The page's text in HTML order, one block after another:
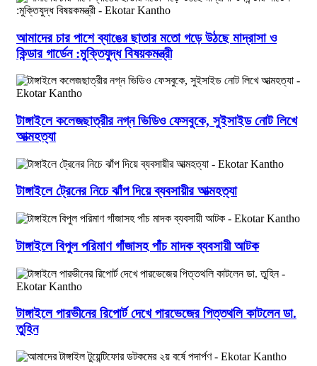
আমাদের চার পাশে ব্যাঙের ছাতার মতো গড়ে উঠছে মাদ্রাসা ও
কিন্ডার গার্ডেন :মুক্তিযুদ্ধ বিষয়কমন্ত্রী
টাঙ্গাইলে কলেজছাত্রীর নগ্ন ভিডিও ফেসবুকে, সুইসাইড নোট লিখে
আত্মহত্যা
টাঙ্গাইলে ট্রেনের নিচে ঝাঁপ দিয়ে ব্যবসায়ীর আত্মহত্যা
টাঙ্গাইলে বিপুল পরিমাণ গাঁজাসহ পাঁচ মাদক ব্যবসায়ী আটক
টাঙ্গাইলে পারভীনের রিপোর্ট দেখে পারভেজের পিত্তথলি কাটলেন ডা.
তুহিন